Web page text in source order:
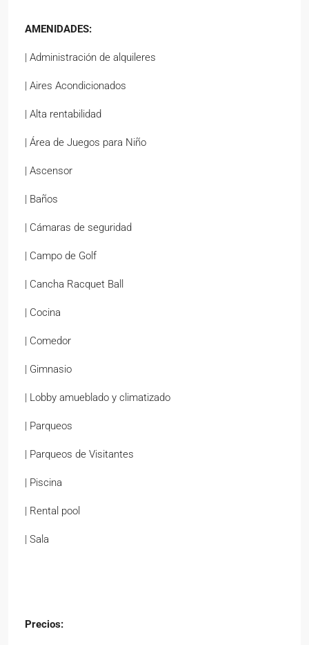
AMENIDADES:
| Administración de alquileres
| Aires Acondicionados
| Alta rentabilidad
| Área de Juegos para Niño
| Ascensor
| Baños
| Cámaras de seguridad
| Campo de Golf
| Cancha Racquet Ball
| Cocina
| Comedor
| Gimnasio
| Lobby amueblado y climatizado
| Parqueos
| Parqueos de Visitantes
| Piscina
| Rental pool
| Sala
Precios: